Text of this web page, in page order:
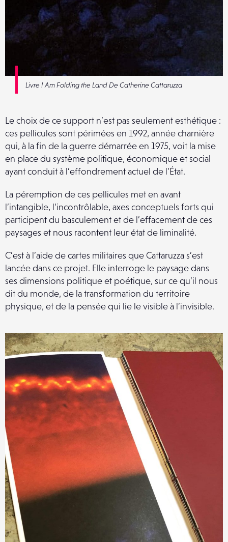
Livre I Am Folding the Land De Catherine Cattaruzza
Le choix de ce support n’est pas seulement esthétique :
ces pellicules sont périmées en 1992, année charnière
qui, à la fin de la guerre démarrée en 1975, voit la mise
en place du système politique, économique et social
ayant conduit à l’effondrement actuel de l’État.
La péremption de ces pellicules met en avant
l’intangible, l’incontrôlable, axes conceptuels forts qui
participent du basculement et de l’effacement de ces
paysages et nous racontent leur état de liminalité.
C’est à l’aide de cartes militaires que Cattaruzza s’est
lancée dans ce projet. Elle interroge le paysage dans
ses dimensions politique et poétique, sur ce qu’il nous
dit du monde, de la transformation du territoire
physique, et de la pensée qui lie le visible à l’invisible.